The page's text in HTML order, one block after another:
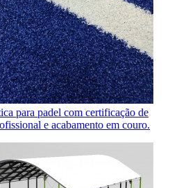
para padel com certificação de
e acabamento em couro.